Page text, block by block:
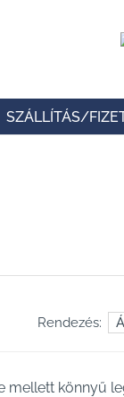
SZÁLLÍTÁS/
Rendezés:
mellett könnyű